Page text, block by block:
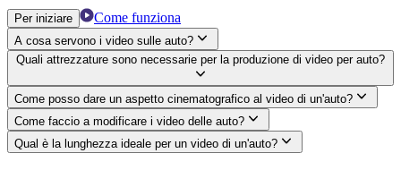
Per iniziare Come funziona
A cosa servono i video sulle auto?
Quali attrezzature sono necessarie per la produzione di video per auto?
Come posso dare un aspetto cinematografico al video di un'auto?
Come faccio a modificare i video delle auto?
Qual è la lunghezza ideale per un video di un'auto?